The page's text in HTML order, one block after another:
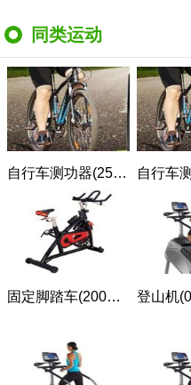
同类运动
自行车测功器(250W，很重度用力)
固定脚踏车(200瓦，吃力)